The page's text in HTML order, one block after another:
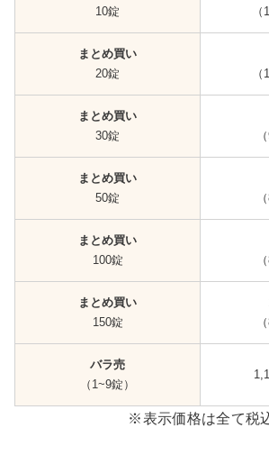
10錠
まとめ買い
20錠
まとめ買い
30錠
まとめ買い
50錠
まとめ買い
100錠
まとめ買い
150錠
バラ売
（1~9錠）
※表示価格は全て税